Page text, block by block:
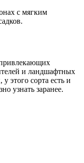
с мягким
и ландшафтных
этого сорта есть и
узнать заранее.